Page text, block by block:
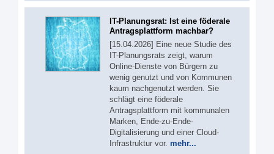
IT-Planungsrat: Ist eine föderale
Antragsplattform machbar?
[15.04.2026] Eine neue Studie des
IT-Planungsrats zeigt, warum
Online-Dienste von Bürgern zu
wenig genutzt und von Kommunen
kaum nachgenutzt werden. Sie
schlägt eine föderale
Antragsplattform mit kommunalen
Marken, Ende-zu-Ende-
Digitalisierung und einer Cloud-
Infrastruktur vor. mehr...